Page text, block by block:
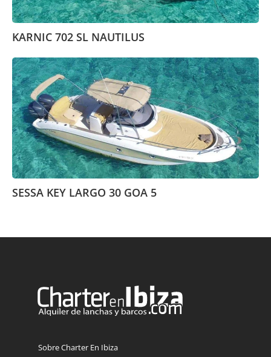
KARNIC 702 SL NAUTILUS
SESSA KEY LARGO 30 GOA 5
Sobre Charter En Ibiza